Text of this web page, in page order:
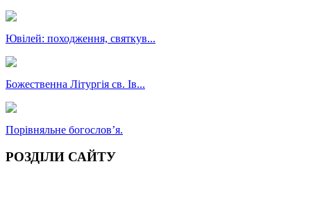
Ювілей: походження, святкув...
Божественна Літургія св. Ів...
Порівняльне богословʼя.
РОЗДІЛИ САЙТУ